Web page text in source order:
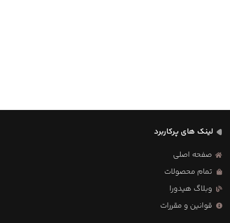
لینک های پرکاربرد
صفحه اصلی
تمام محصولات
وبلاگ هیدورا
قوانین و مقررات